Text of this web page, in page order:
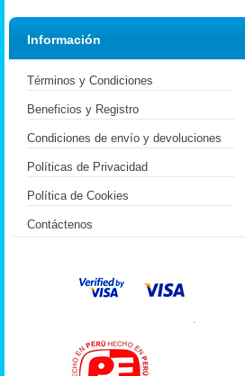
Información
Términos y Condiciones
Beneficios y Registro
Condiciones de envío y devoluciones
Políticas de Privacidad
Política de Cookies
Contáctenos
.